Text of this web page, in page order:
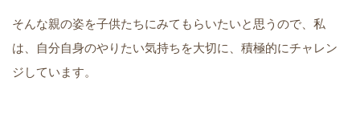
そんな親の姿を子供たちにみてもらいたいと思うので、私
は、自分自身のやりたい気持ちを大切に、積極的にチャレン
ジしています。